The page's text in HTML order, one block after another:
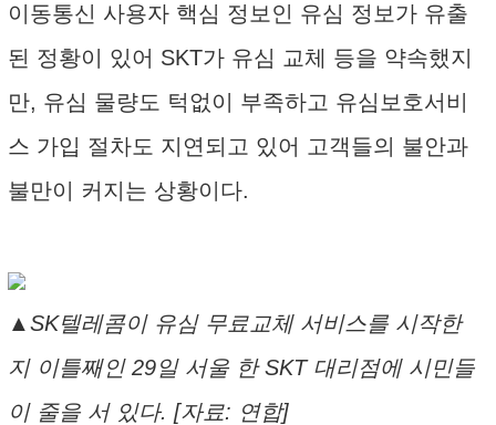
이동통신 사용자 핵심 정보인 유심 정보가 유출
된 정황이 있어 SKT가 유심 교체 등을 약속했지
만, 유심 물량도 턱없이 부족하고 유심보호서비
스 가입 절차도 지연되고 있어 고객들의 불안과
불만이 커지는 상황이다.
▲SK텔레콤이 유심 무료교체 서비스를 시작한
지 이틀째인 29일 서울 한 SKT 대리점에 시민들
이 줄을 서 있다. [자료: 연합]